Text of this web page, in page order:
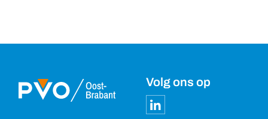
Volg ons op